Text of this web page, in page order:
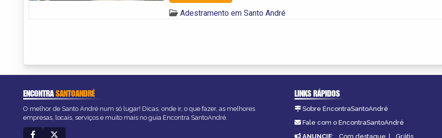
Adestramento em Santo André
ENCONTRASANTOANDRÉ
O melhor de Santo André num só lugar! Dicas, onde ir, o que fazer, as melhores
empresas, locais, serviços e muito mais no guia Encontra SantoAndré.
LINKS RÁPIDOS
Sobre EncontraSantoAndré
Fale com o EncontraSantoAndré
ANUNCIE: Com destaque | Grátis